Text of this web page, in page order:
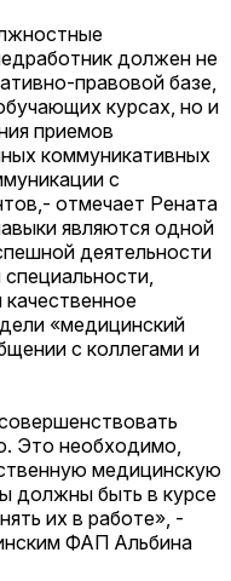
должен не
правовой базе,
курсах, но и
приемов
коммуникативных
с
отмечает Рената
являются одной
деятельности
«медицинский
с коллегами и
Это необходимо,
медицинскую
должны быть в курсе
их в работе», -
ФАП Альбина